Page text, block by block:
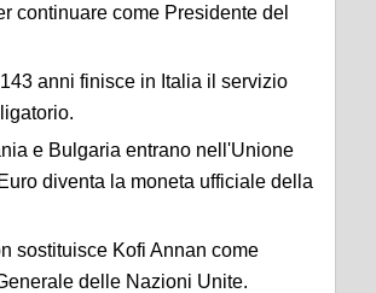
continuare come Presidente del
anni finisce in Italia il servizio
e Bulgaria entrano nell'Unione
diventa la moneta ufficiale della
sostituisce Kofi Annan come
delle Nazioni Unite.